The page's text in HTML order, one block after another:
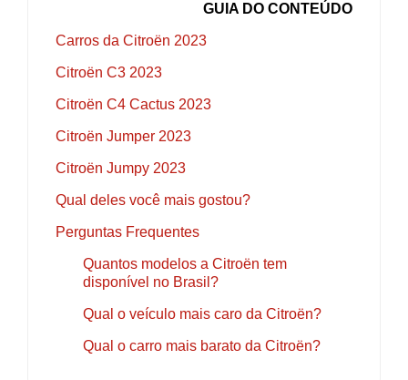
GUIA DO CONTEÚDO
Carros da Citroën 2023
Citroën C3 2023
Citroën C4 Cactus 2023
Citroën Jumper 2023
Citroën Jumpy 2023
Qual deles você mais gostou?
Perguntas Frequentes
Quantos modelos a Citroën tem
disponível no Brasil?
Qual o veículo mais caro da Citroën?
Qual o carro mais barato da Citroën?